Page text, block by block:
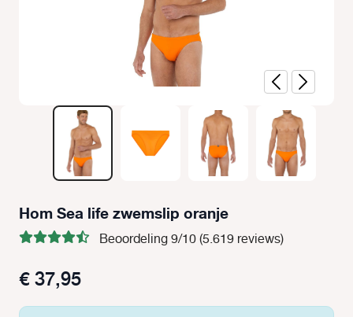
Hom Sea life zwemslip oranje
Beoordeling 9/10 (5.619 reviews)
€ 37,95